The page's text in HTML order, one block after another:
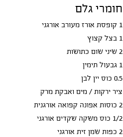
חומרי גלם
1 קופסת אורז מעורב אורגני
1 בצל קצוץ
2 שיני שום כתושות
1 גבעול תימין
0.5 כוס יין לבן
ציר ירקות / מים ואבקת מרק
2 כוסות אפונה קפואה אורגנית
1/2 כוס משקה שקדים אורגני
2 כפות שמן זית אורגני